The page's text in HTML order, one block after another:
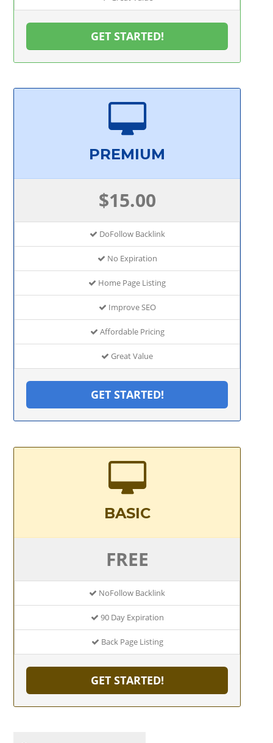
GET STARTED!
PREMIUM
$15.00
DoFollow Backlink
No Expiration
Home Page Listing
Improve SEO
Affordable Pricing
Great Value
GET STARTED!
BASIC
FREE
NoFollow Backlink
90 Day Expiration
Back Page Listing
GET STARTED!